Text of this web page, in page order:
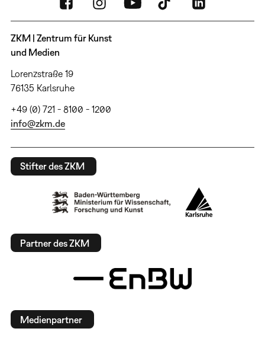
ZKM | Zentrum für Kunst
und Medien
Lorenzstraße 19
76135 Karlsruhe
+49 (0) 721 - 8100 - 1200
info@zkm.de
Stifter des ZKM
Partner des ZKM
Medienpartner